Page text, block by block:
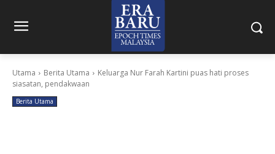
Utama Berita Utama
Keluarga Nur Farah Kartini puas hati proses
siasatan, pendakwaan
Berita Utama